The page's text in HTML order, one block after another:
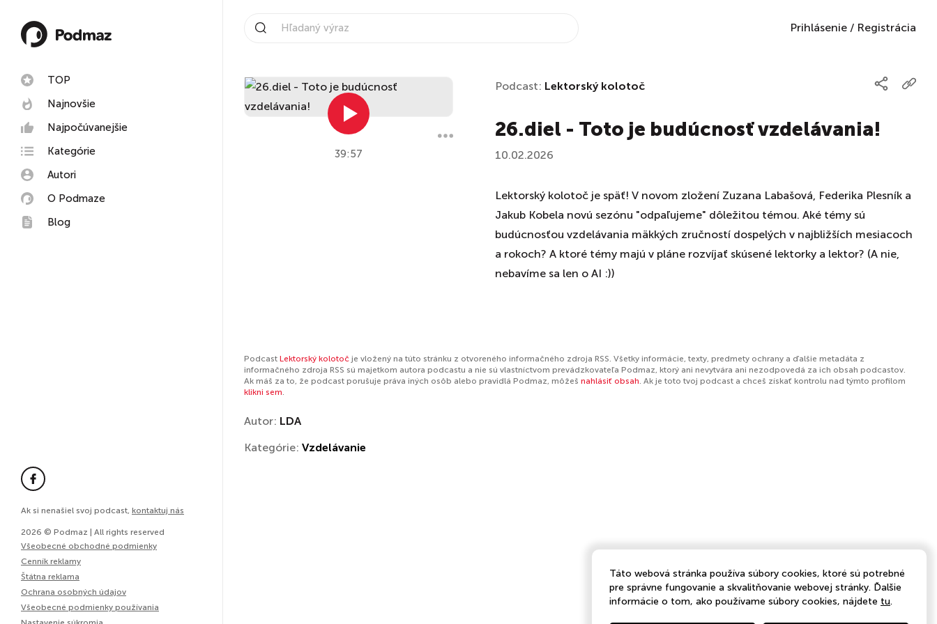
TOP
Najnovšie
Najpočúvanejšie
Kategórie
Autori
O Podmaze
Blog
Ak si nenašiel svoj podcast, kontaktuj nás
2026 © Podmaz | All rights reserved
Všeobecné obchodné podmienky
Cenník reklamy
Štátna reklama
Ochrana osobných údajov
Všeobecné podmienky používania
Prihlásenie / Registrácia
39:57
Podcast: Lektorský kolotoč
26.diel - Toto je budúcnosť vzdelávania!
10.02.2026
Lektorský kolotoč je späť! V novom zložení Zuzana Labašová, Federika Plesník a
Jakub Kobela novú sezónu "odpaľujeme" dôležitou témou. Aké témy sú
budúcnosťou vzdelávania mäkkých zručností dospelých v najbližších mesiacoch
a rokoch? A ktoré témy majú v pláne rozvíjať skúsené lektorky a lektor? (A nie,
nebavíme sa len o AI :))
Podcast Lektorský kolotoč je vložený na túto stránku z otvoreného informačného zdroja RSS. Všetky informácie, texty, predmety ochrany a ďalšie metadáta z
informačného zdroja RSS sú majetkom autora podcastu a nie sú vlastníctvom prevádzkovateľa Podmaz, ktorý ani nevytvára ani nezodpovedá za ich obsah podcastov.
Ak máš za to, že podcast porušuje práva iných osôb alebo pravidlá Podmaz, môžeš nahlásiť obsah. Ak je toto tvoj podcast a chceš získať kontrolu nad týmto profilom
klikni sem.
Autor: LDA
Kategórie: Vzdelávanie
Táto webová stránka používa súbory cookies, ktoré sú potrebné
pre správne fungovanie a skvalitňovanie webovej stránky. Ďalšie
informácie o tom, ako používame súbory cookies, nájdete tu.